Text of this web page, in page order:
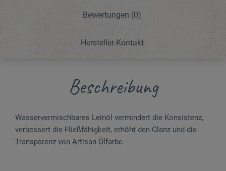
Bewertungen (0)
Hersteller-Kontakt
Beschreibung
Wasservermischbares Leinöl vermindert die Konsistenz,
verbessert die Fließfähigkeit, erhöht den Glanz und die
Transparenz von Artisan-Ölfarbe.